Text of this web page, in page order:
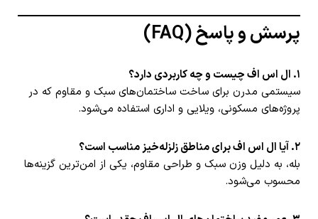
پرسش و پاسخ (FAQ)
۱. ال اس اف چیست و چه کاربردی دارد؟
سیستمی مدرن برای ساخت ساختمان‌های سبک و مقاوم که در
پروژه‌های مسکونی، ویلایی و اداری استفاده می‌شود.
۲. آیا ال اس اف برای مناطق زلزله‌خیز مناسب است؟
بله، به دلیل وزن سبک و طراحی مقاوم، یکی از امن‌ترین گزینه‌ها
محسوب می‌شود.